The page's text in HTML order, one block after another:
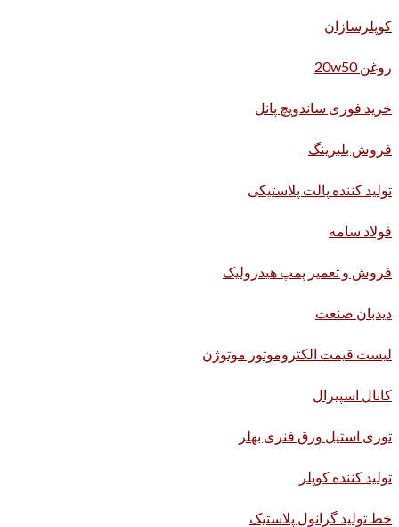
کوپلرسازان
روغن 20w50
خرید فوری ساندویچ پانل
فروش بلبرینگ
تولید کننده پالت پلاستیکی
فولاد سامه
فروش و تعمیر پمپ هیدرولیک
دیدبان صنعت
لیست قیمت الکتروموتور موتوژن
کانال اسپیرال
توری استیل ورق فنری بهلر
تولید کننده کوپلر
خط تولید گرانول پلاستیک